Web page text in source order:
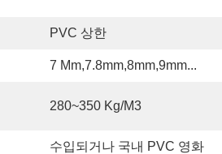
PVC 상한
7 Mm,7.8mm,8mm,9mm...
280~350 Kg/m3
수입되거나 국내 PVC 영화